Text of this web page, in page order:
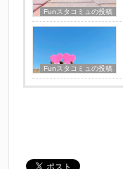
Funスタコミュの投稿
Funスタコミュの投稿